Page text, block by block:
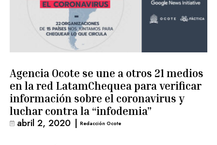
Agencia Ocote se une a otros 21 medios
en la red LatamChequea para verificar
información sobre el coronavirus y
luchar contra la “infodemia”
abril 2, 2020 | Redacción Ocote